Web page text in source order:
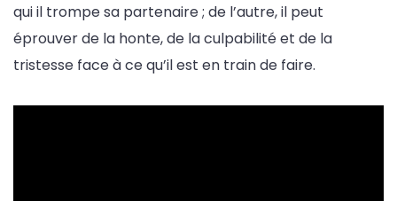
qui il trompe sa partenaire ; de l’autre, il peut
éprouver de la honte, de la culpabilité et de la
tristesse face à ce qu’il est en train de faire.